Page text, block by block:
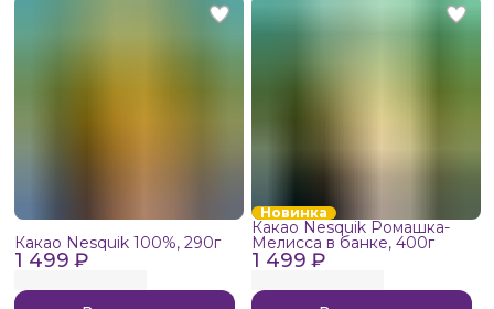
1 499 ₽
Какао Nesquik 100%, 290г
Новинка
1 499 ₽
Какао Nesquik Ромашка-
Мелисса в банке, 400г